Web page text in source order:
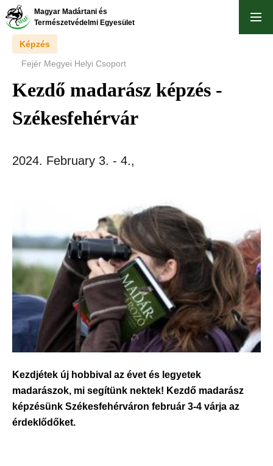
Skip
to
main
content
Magyar Madártani és
Természetvédelmi Egyesület
Képzés
Fejér Megyei Helyi Csoport
Kezdő madarász képzés -
Székesfehérvár
2024. February 3. - 4.,
Kezdjétek új hobbival az évet és legyetek
madarászok, mi segítünk nektek! Kezdő madarász
képzésünk Székesfehérváron február 3-4 várja az
érdeklődőket.